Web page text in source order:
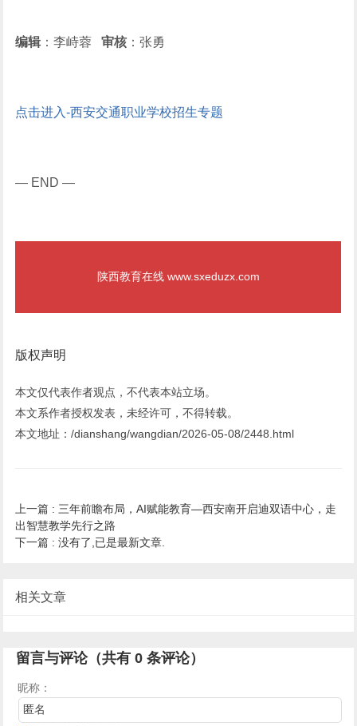
编辑：李峙蓉审核：张勇
点击进入-西安交通职业学校招生专题
— END —
陕西教育在线 www.sxeduzx.com
版权声明
本文仅代表作者观点，不代表本站立场。
本文系作者授权发表，未经许可，不得转载。
本文地址：/dianshang/wangdian/2026-05-08/2448.html
上一篇 : 三年前瞻布局，AI赋能教育—西安南开启迪双语中心，走
出智慧教学先行之路
下一篇 : 没有了,已是最新文章.
相关文章
留言与评论（共有0 条评论）
昵称：